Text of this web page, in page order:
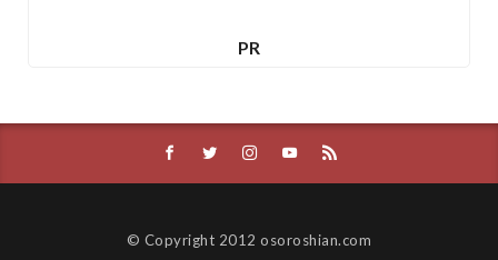
PR
© Copyright 2012 osoroshian.com